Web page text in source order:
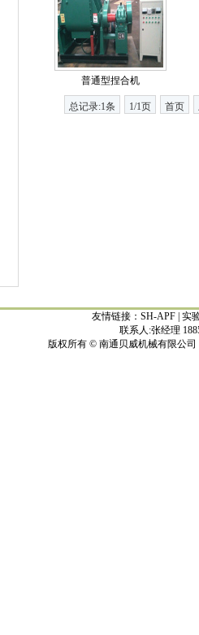
普通型捏合机
总记录:1条 1/1页 首页
友情链接： SH-APF 实
联系人:张经理
版权所有 © 南通贝威机械有限公司